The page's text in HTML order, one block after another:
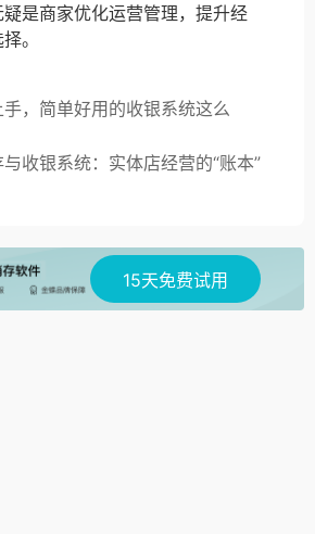
是商家优化运营管理，提升经
。
手，简单好用的收银系统这么
收银系统：实体店经营的“账本”
15天免费试用